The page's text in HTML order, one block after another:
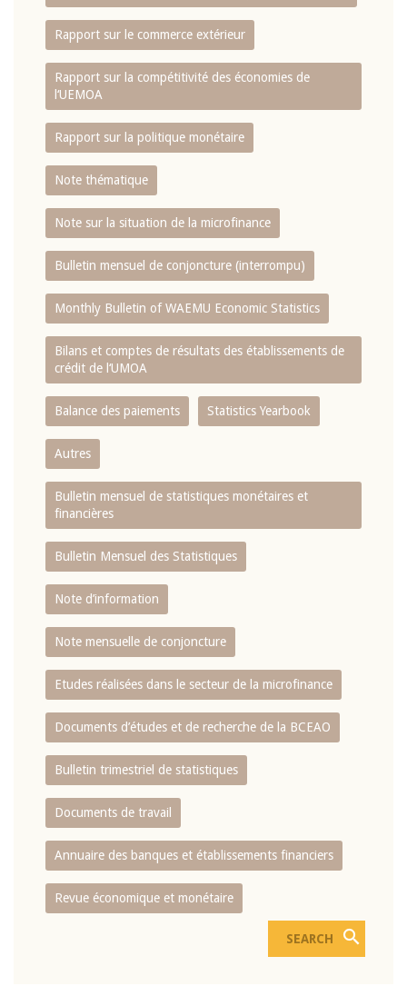
Rapport sur le commerce extérieur
Rapport sur la compétitivité des économies de
l‘UEMOA
Rapport sur la politique monétaire
Note thématique
Note sur la situation de la microfinance
Bulletin mensuel de conjoncture (interrompu)
Monthly Bulletin of WAEMU Economic Statistics
Bilans et comptes de résultats des établissements de
crédit de l‘UMOA
Balance des paiements Statistics Yearbook
Autres
Bulletin mensuel de statistiques monétaires et
financières
Bulletin Mensuel des Statistiques
Note d’information
Note mensuelle de conjoncture
Etudes réalisées dans le secteur de la microfinance
Documents d’études et de recherche de la BCEAO
Bulletin trimestriel de statistiques
Documents de travail
Annuaire des banques et établissements financiers
Revue économique et monétaire